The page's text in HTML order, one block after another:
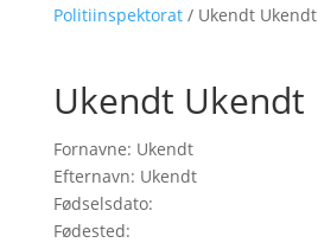
Politiinspektorat/ Ukendt Ukendt
Ukendt Ukendt
Fornavne: Ukendt
Efternavn: Ukendt
Fødselsdato:
Fødested: